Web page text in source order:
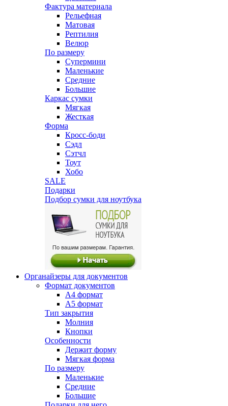
Фактура материала
Рельефная
Матовая
Рептилия
Велюр
По размеру
Супермини
Маленькие
Средние
Большие
Каркас сумки
Мягкая
Жесткая
Форма
Кросс-боди
Сэдл
Сэтчл
Тоут
Хобо
SALE
Подарки
Подбор сумки для ноутбука
Органайзеры для документов
Формат документов
А4 формат
А5 формат
Тип закрытия
Молния
Кнопки
Особенности
Держит форму
Мягкая форма
По размеру
Маленькие
Средние
Большие